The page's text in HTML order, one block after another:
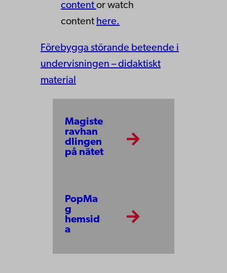
content or watch
content here.
Förebygga störande beteende i
undervisningen – didaktiskt
material
Magiste
ravhan
dlingen
på nätet
PopMa
g
hemsid
a